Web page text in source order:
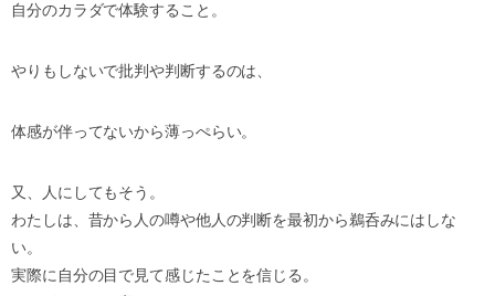
自分のカラダで体験すること。
やりもしないで批判や判断するのは、
体感が伴ってないから薄っぺらい。
又、人にしてもそう。
わたしは、昔から人の噂や他人の判断を最初から鵜呑みにはしな
い。
実際に自分の目で見て感じたことを信じる。